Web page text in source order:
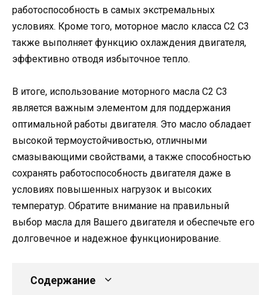
работоспособность в самых экстремальных
условиях. Кроме того, моторное масло класса C2 C3
также выполняет функцию охлаждения двигателя,
эффективно отводя избыточное тепло.
В итоге, использование моторного масла C2 C3
является важным элементом для поддержания
оптимальной работы двигателя. Это масло обладает
высокой термоустойчивостью, отличными
смазывающими свойствами, а также способностью
сохранять работоспособность двигателя даже в
условиях повышенных нагрузок и высоких
температур. Обратите внимание на правильный
выбор масла для Вашего двигателя и обеспечьте его
долговечное и надежное функционирование.
Содержание